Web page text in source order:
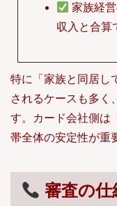
家族経
収入と合算
特に「家族と同居し
されるケースも多く
す。カード会社側は
帯全体の安定性が重
審査の